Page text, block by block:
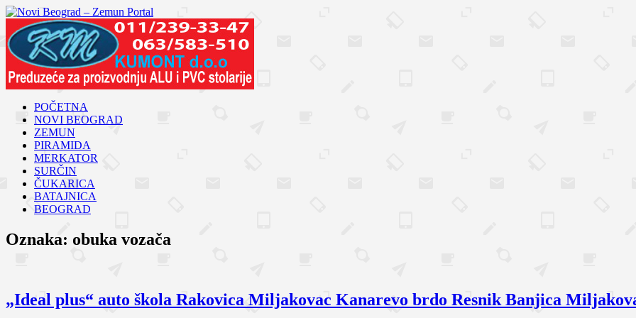
Skip
content
Novi
Beograd
Zemun
Portal
Poslovni
Adresar
POČETNA
NOVI BEOGRAD
ZEMUN
PIRAMIDA
MERKATOR
SURČIN
ČUKARICA
BATAJNICA
BEOGRAD
Oznaka: obuka vozača
„Ideal plus“ auto škola Rakovica Miljakovac Kanarevo brdo Resnik Banjica